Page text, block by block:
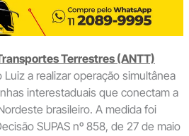
Terrestres (ANTT)
a realizar operação simultânea
interestaduais que conectam a
brasileiro. A medida foi
SUPAS nº 858, de 27 de maio